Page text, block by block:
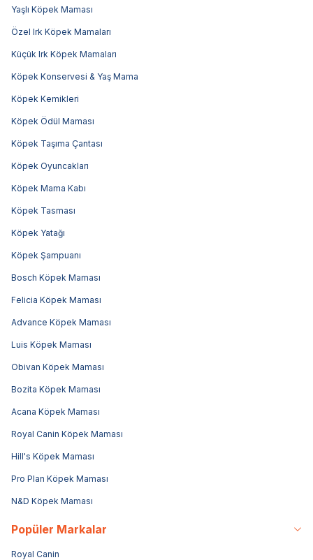
Yaşlı Köpek Maması
Özel Irk Köpek Mamaları
Küçük Irk Köpek Mamaları
Köpek Konservesi & Yaş Mama
Köpek Kemikleri
Köpek Ödül Maması
Köpek Taşıma Çantası
Köpek Oyuncakları
Köpek Mama Kabı
Köpek Tasması
Köpek Yatağı
Köpek Şampuanı
Bosch Köpek Maması
Felicia Köpek Maması
Advance Köpek Maması
Luis Köpek Maması
Obivan Köpek Maması
Bozita Köpek Maması
Acana Köpek Maması
Royal Canin Köpek Maması
Hill's Köpek Maması
Pro Plan Köpek Maması
N&D Köpek Maması
Popüler Markalar
Royal Canin